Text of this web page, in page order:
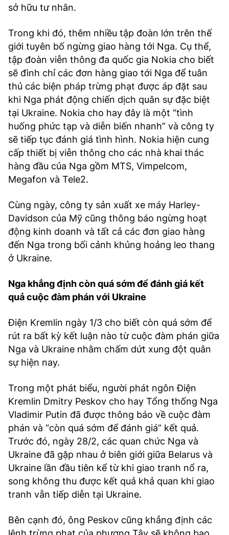
sở hữu tư nhân.
Trong khi đó, thêm nhiều tập đoàn lớn trên thế
giới tuyên bố ngừng giao hàng tới Nga. Cụ thể,
tập đoàn viễn thông đa quốc gia Nokia cho biết
sẽ đình chỉ các đơn hàng giao tới Nga để tuân
thủ các biện pháp trừng phạt được áp đặt sau
khi Nga phát động chiến dịch quân sự đặc biệt
tại Ukraine. Nokia cho hay đây là một “tình
huống phức tạp và diễn biến nhanh” và công ty
sẽ tiếp tục đánh giá tình hình. Nokia hiện cung
cấp thiết bị viễn thông cho các nhà khai thác
hàng đầu của Nga gồm MTS, Vimpelcom,
Megafon và Tele2.
Cùng ngày, công ty sản xuất xe máy Harley-
Davidson của Mỹ cũng thông báo ngừng hoạt
động kinh doanh và tất cả các đơn giao hàng
đến Nga trong bối cảnh khủng hoảng leo thang
ở Ukraine.
Nga khẳng định còn quá sớm để đánh giá kết
quả cuộc đàm phán với Ukraine
Điện Kremlin ngày 1/3 cho biết còn quá sớm để
rút ra bất kỳ kết luận nào từ cuộc đàm phán giữa
Nga và Ukraine nhằm chấm dứt xung đột quân
sự hiện nay.
Trong một phát biểu, người phát ngôn Điện
Kremlin Dmitry Peskov cho hay Tổng thống Nga
Vladimir Putin đã được thông báo về cuộc đàm
phán và “còn quá sớm để đánh giá” kết quả.
Trước đó, ngày 28/2, các quan chức Nga và
Ukraine đã gặp nhau ở biên giới giữa Belarus và
Ukraine lần đầu tiên kể từ khi giao tranh nổ ra,
song không thu được kết quả khả quan khi giao
tranh vẫn tiếp diễn tại Ukraine.
Bên cạnh đó, ông Peskov cũng khẳng định các